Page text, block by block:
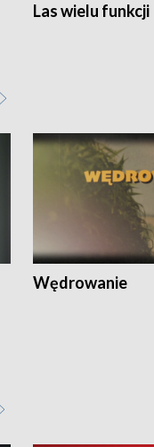
Las wielu funkcji
Wędrowanie